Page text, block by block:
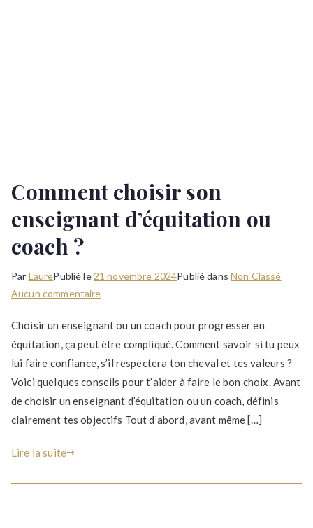
Comment choisir son
enseignant d’équitation ou
coach ?
Par LaurePublié le 21 novembre 2024Publié dansNon Classé
Aucun commentairesur
choisir
son
enseignant
d’équitation
ou
coach
Choisir un enseignant ou un coach pour progresser en
équitation, ça peut être compliqué. Comment savoir si tu peux
lui faire confiance, s’il respectera ton cheval et tes valeurs ?
Voici quelques conseils pour t’aider à faire le bon choix. Avant
de choisir un enseignant d’équitation ou un coach, définis
clairement tes objectifs Tout d’abord, avant même […]
Lire la suite